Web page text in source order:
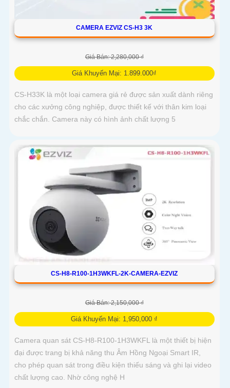
CAMERA EZVIZ CS-H3 3K
Giá Bán: 2,280,000 ₫
Giá Khuyến Mại: 1.899.000₫
CS-H33K là một loại camera giá rẻ được sản xuất dành riêng
cho các xưởng công nghiệp, được thiết kế với thân kim loại
chắc chắn. Camera này có hình ảnh chất lượng 5
CS-H8-R100-1H3WKFL-2K-CAMERA-EZVIZ
Giá Bán: 2,150,000 ₫
Giá Khuyến Mại: 1,950,000 ₫
Camera quan sát CS-H8-R100-1H3WKFL là một thiết bị hiện
đại được trang bị khả năng thu Âm Hồng Ngoại Smart IR,
cho phép quan sát trong điều kiện thiếu sáng và ghi lại video
chất lượng cao. Nhờ công nghệ H